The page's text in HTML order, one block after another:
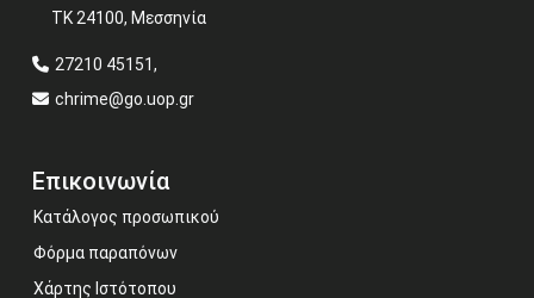
ΤΚ 24100, Μεσσηνία
27210 45151,
chrime@go.uop.gr
Επικοινωνία
Κατάλογος προσωπικού
Φόρμα παραπόνων
Χάρτης Ιστότοπου